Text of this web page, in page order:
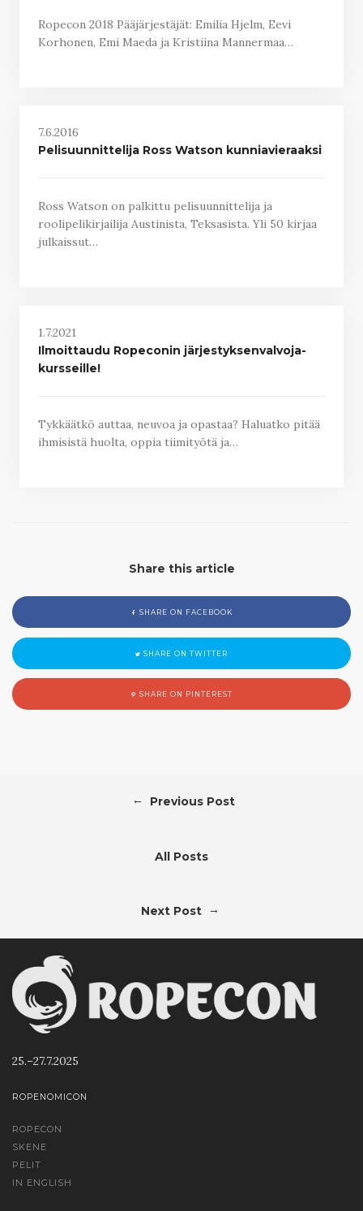
Ropecon 2018 Pääjärjestäjät: Emilia Hjelm, Eevi
Korhonen, Emi Maeda ja Kristiina Mannermaa…
7.6.2016
Pelisuunnittelija Ross Watson kunniavieraaksi
Ross Watson on palkittu pelisuunnittelija ja
roolipelikirjailija Austinista, Teksasista. Yli 50 kirjaa
julkaissut…
1.7.2021
Ilmoittaudu Ropeconin järjestyksenvalvoja-
kursseille!
Tykkäätkö auttaa, neuvoa ja opastaa? Haluatko pitää
ihmisistä huolta, oppia tiimityötä ja…
Share this article
SHARE ON FACEBOOK
SHARE ON TWITTER
SHARE ON PINTEREST
← Previous Post
All Posts
Next Post →
25.–27.7.2025
ROPENOMICON
ROPECON
SKENE
PELIT
IN ENGLISH